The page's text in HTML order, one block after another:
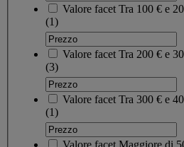
Valore facet Tra 100 € e
(1)
Valore facet Tra 200 € e
(3)
Valore facet Tra 300 € e
(1)
Valore facet Maggiore di